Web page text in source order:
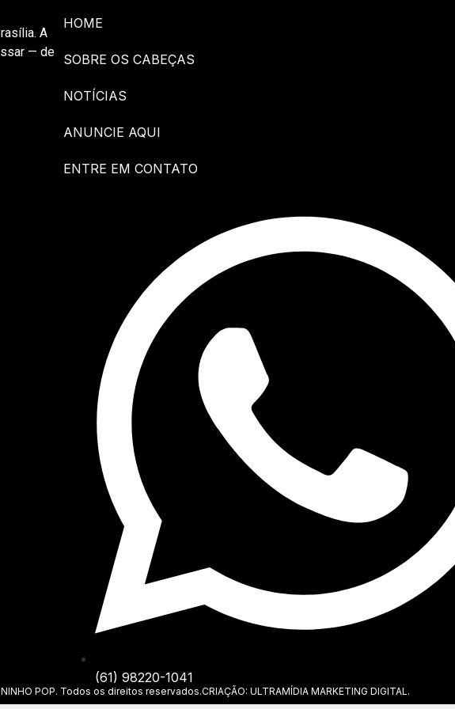
A
— de
HOME
SOBRE OS CABEÇAS
NOTÍCIAS
ANUNCIE AQUI
ENTRE EM CONTATO
(61) 98220-1041
POP. Todos os direitos reservados.CRIAÇÃO: ULTRAMÍDIA MARKETING DIGITAL.